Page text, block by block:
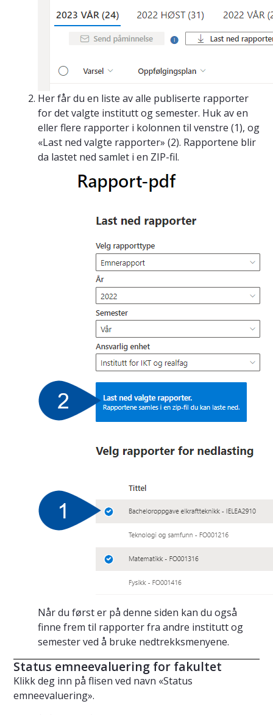
Her får du en liste av alle publiserte rapporter
for det valgte institutt og semester. Huk av en
eller flere rapporter i kolonnen til venstre (1), og
«Last ned valgte rapporter» (2). Rapportene blir
da lastet ned samlet i en ZIP-fil.
Når du først er på denne siden kan du også
finne frem til rapporter fra andre institutt og
semester ved å bruke nedtrekksmenyene.
Status emneevaluering for fakultet
Klikk deg inn på flisen ved navn «Status
emneevaluering».